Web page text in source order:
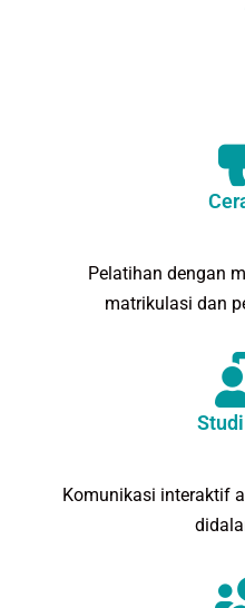
Pelatihan dengan
matrikulasi dan
Komunikasi interaktif